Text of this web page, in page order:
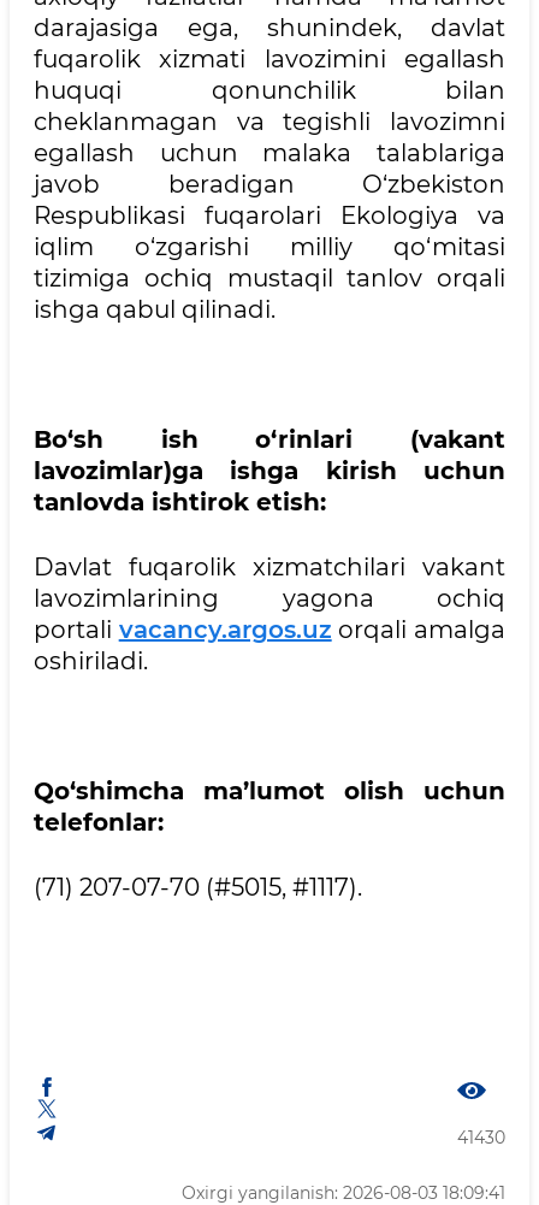
darajasiga ega, shunindek, davlat
fuqarolik xizmati lavozimini egallash
huquqi qonunchilik bilan
cheklanmagan va tegishli lavozimni
egallash uchun malaka talablariga
javob beradigan O‘zbekiston
Respublikasi fuqarolari Ekologiya va
iqlim o‘zgarishi milliy qo‘mitasi
tizimiga ochiq mustaqil tanlov orqali
ishga qabul qilinadi.
Bo‘sh ish o‘rinlari (vakant
lavozimlar)ga ishga kirish uchun
tanlovda ishtirok etish:
Davlat fuqarolik xizmatchilari vakant
lavozimlarining yagona ochiq
portali vacancy.argos.uz orqali amalga
oshiriladi.
Qo‘shimcha ma’lumot olish uchun
telefonlar:
(71) 207-07-70 (#5015, #1117).
41430
Oxirgi yangilanish: 2026-08-03 18:09:41